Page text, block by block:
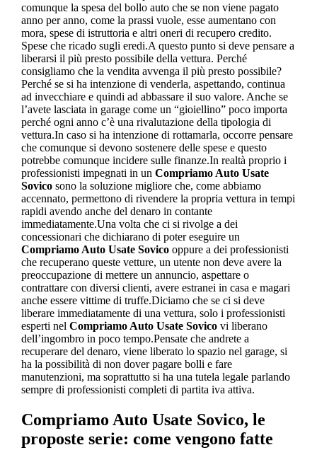
comunque la spesa del bollo auto che se non viene pagato
anno per anno, come la prassi vuole, esse aumentano con
mora, spese di istruttoria e altri oneri di recupero credito.
Spese che ricado sugli eredi.A questo punto si deve pensare a
liberarsi il più presto possibile della vettura. Perché
consigliamo che la vendita avvenga il più presto possibile?
Perché se si ha intenzione di venderla, aspettando, continua
ad invecchiare e quindi ad abbassare il suo valore. Anche se
l’avete lasciata in garage come un “gioiellino” poco importa
perché ogni anno c’è una rivalutazione della tipologia di
vettura.In caso si ha intenzione di rottamarla, occorre pensare
che comunque si devono sostenere delle spese e questo
potrebbe comunque incidere sulle finanze.In realtà proprio i
professionisti impegnati in un Compriamo Auto Usate
Sovicosono la soluzione migliore che, come abbiamo
accennato, permettono di rivendere la propria vettura in tempi
rapidi avendo anche del denaro in contante
immediatamente.Una volta che ci si rivolge a dei
concessionari che dichiarano di poter eseguire un
Compriamo Auto Usate Sovicooppure a dei professionisti
che recuperano queste vetture, un utente non deve avere la
preoccupazione di mettere un annuncio, aspettare o
contrattare con diversi clienti, avere estranei in casa e magari
anche essere vittime di truffe.Diciamo che se ci si deve
liberare immediatamente di una vettura, solo i professionisti
esperti nel Compriamo Auto Usate Sovicovi liberano
dell’ingombro in poco tempo.Pensate che andrete a
recuperare del denaro, viene liberato lo spazio nel garage, si
ha la possibilità di non dover pagare bolli e fare
manutenzioni, ma soprattutto si ha una tutela legale parlando
sempre di professionisti completi di partita iva attiva.
Compriamo Auto Usate Sovico, le
proposte serie: come vengono fatte